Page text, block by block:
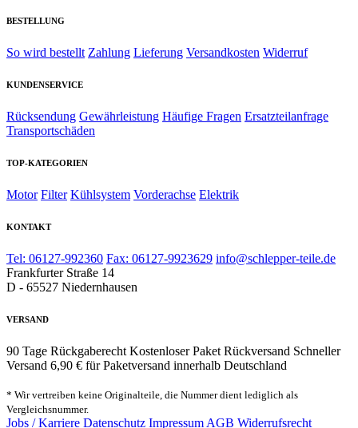
BESTELLUNG
So wird bestellt Zahlung Lieferung Versandkosten Widerruf
KUNDENSERVICE
Rücksendung Gewährleistung Häufige Fragen Ersatzteilanfrage
Transportschäden
TOP-KATEGORIEN
Motor Filter Kühlsystem Vorderachse Elektrik
KONTAKT
Tel: 06127-992360 Fax: 06127-9923629 info@schlepper-teile.de
Frankfurter Straße 14
D - 65527 Niedernhausen
VERSAND
90 Tage Rückgaberecht Kostenloser Paket Rückversand Schneller
Versand 6,90 € für Paketversand innerhalb Deutschland
* Wir vertreiben keine Originalteile, die Nummer dient lediglich als
Vergleichsnummer.
Jobs / Karriere Datenschutz Impressum AGB Widerrufsrecht